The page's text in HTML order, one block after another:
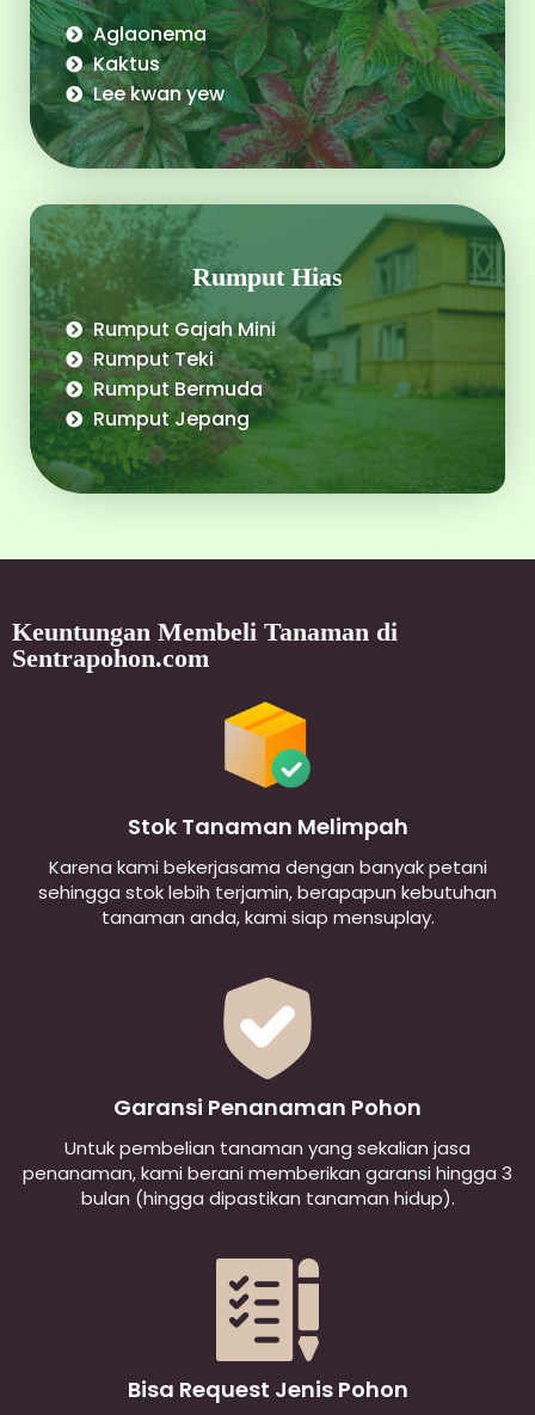
Aglaonema
Kaktus
Lee kwan yew
Rumput Hias​​
Rumput Gajah Mini
Rumput Teki
Rumput Bermuda
Rumput Jepang
Keuntungan Membeli Tanaman di
Sentrapohon.com
Stok Tanaman Melimpah
Karena kami bekerjasama dengan banyak petani
sehingga stok lebih terjamin, berapapun kebutuhan
tanaman anda, kami siap mensuplay.
Garansi Penanaman Pohon
Untuk pembelian tanaman yang sekalian jasa
penanaman, kami berani memberikan garansi hingga 3
bulan (hingga dipastikan tanaman hidup).
Bisa Request Jenis Pohon